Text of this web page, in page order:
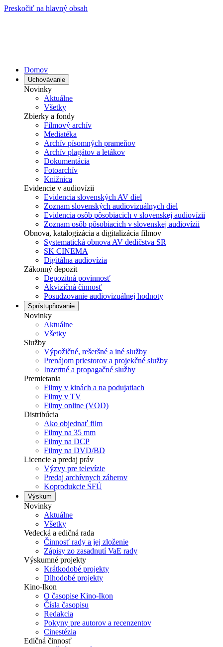
Preskočiť na hlavný obsah
Domov
Uchovávanie
Novinky
Aktuálne
Všetky
Zbierky a fondy
Filmový archív
Mediatéka
Archív písomných prameňov
Archív plagátov a letákov
Dokumentácia
Fotoarchív
Knižnica
Evidencie v audiovízii
Evidencia slovenských AV diel
Zoznam slovenských audiovizuálnych diel
Evidencia osôb pôsobiacich v slovenskej audiovízii
Zoznam osôb pôsobiacich v slovenskej audiovízii
Obnova, katalogizácia a digitalizácia filmov
Systematická obnova AV dedičstva SR
SK CINEMA
Digitálna audiovízia
Zákonný depozit
Depozitná povinnosť
Akvizičná činnosť
Posudzovanie audiovizuálnej hodnoty
Sprístupňovanie
Novinky
Aktuálne
Všetky
Služby
Výpožičné, rešeršné a iné služby
Prenájom priestorov a projekčné služby
Inzertné a propagačné služby
Premietania
Filmy v kinách a na podujatiach
Filmy v TV
Filmy online (VOD)
Distribúcia
Ako objednať film
Filmy na 35 mm
Filmy na DCP
Filmy na DVD/BD
Licencie a predaj práv
Výzvy pre televízie
Predaj archívnych záberov
Koprodukcie SFÚ
Výskum
Novinky
Aktuálne
Všetky
Vedecká a edičná rada
Činnosť rady a jej zloženie
Zápisy zo zasadnutí VaE rady
Výskumné projekty
Krátkodobé projekty
Dlhodobé projekty
Kino-Ikon
O časopise Kino-Ikon
Čísla časopisu
Redakcia
Pokyny pre autorov a recenzentov
Cinestézia
Edičná činnosť